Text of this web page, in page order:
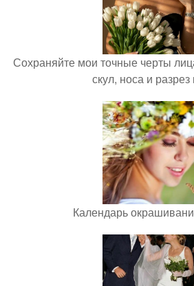
Сохраняйте мои точные черты
скул, носа и разрез
Календарь